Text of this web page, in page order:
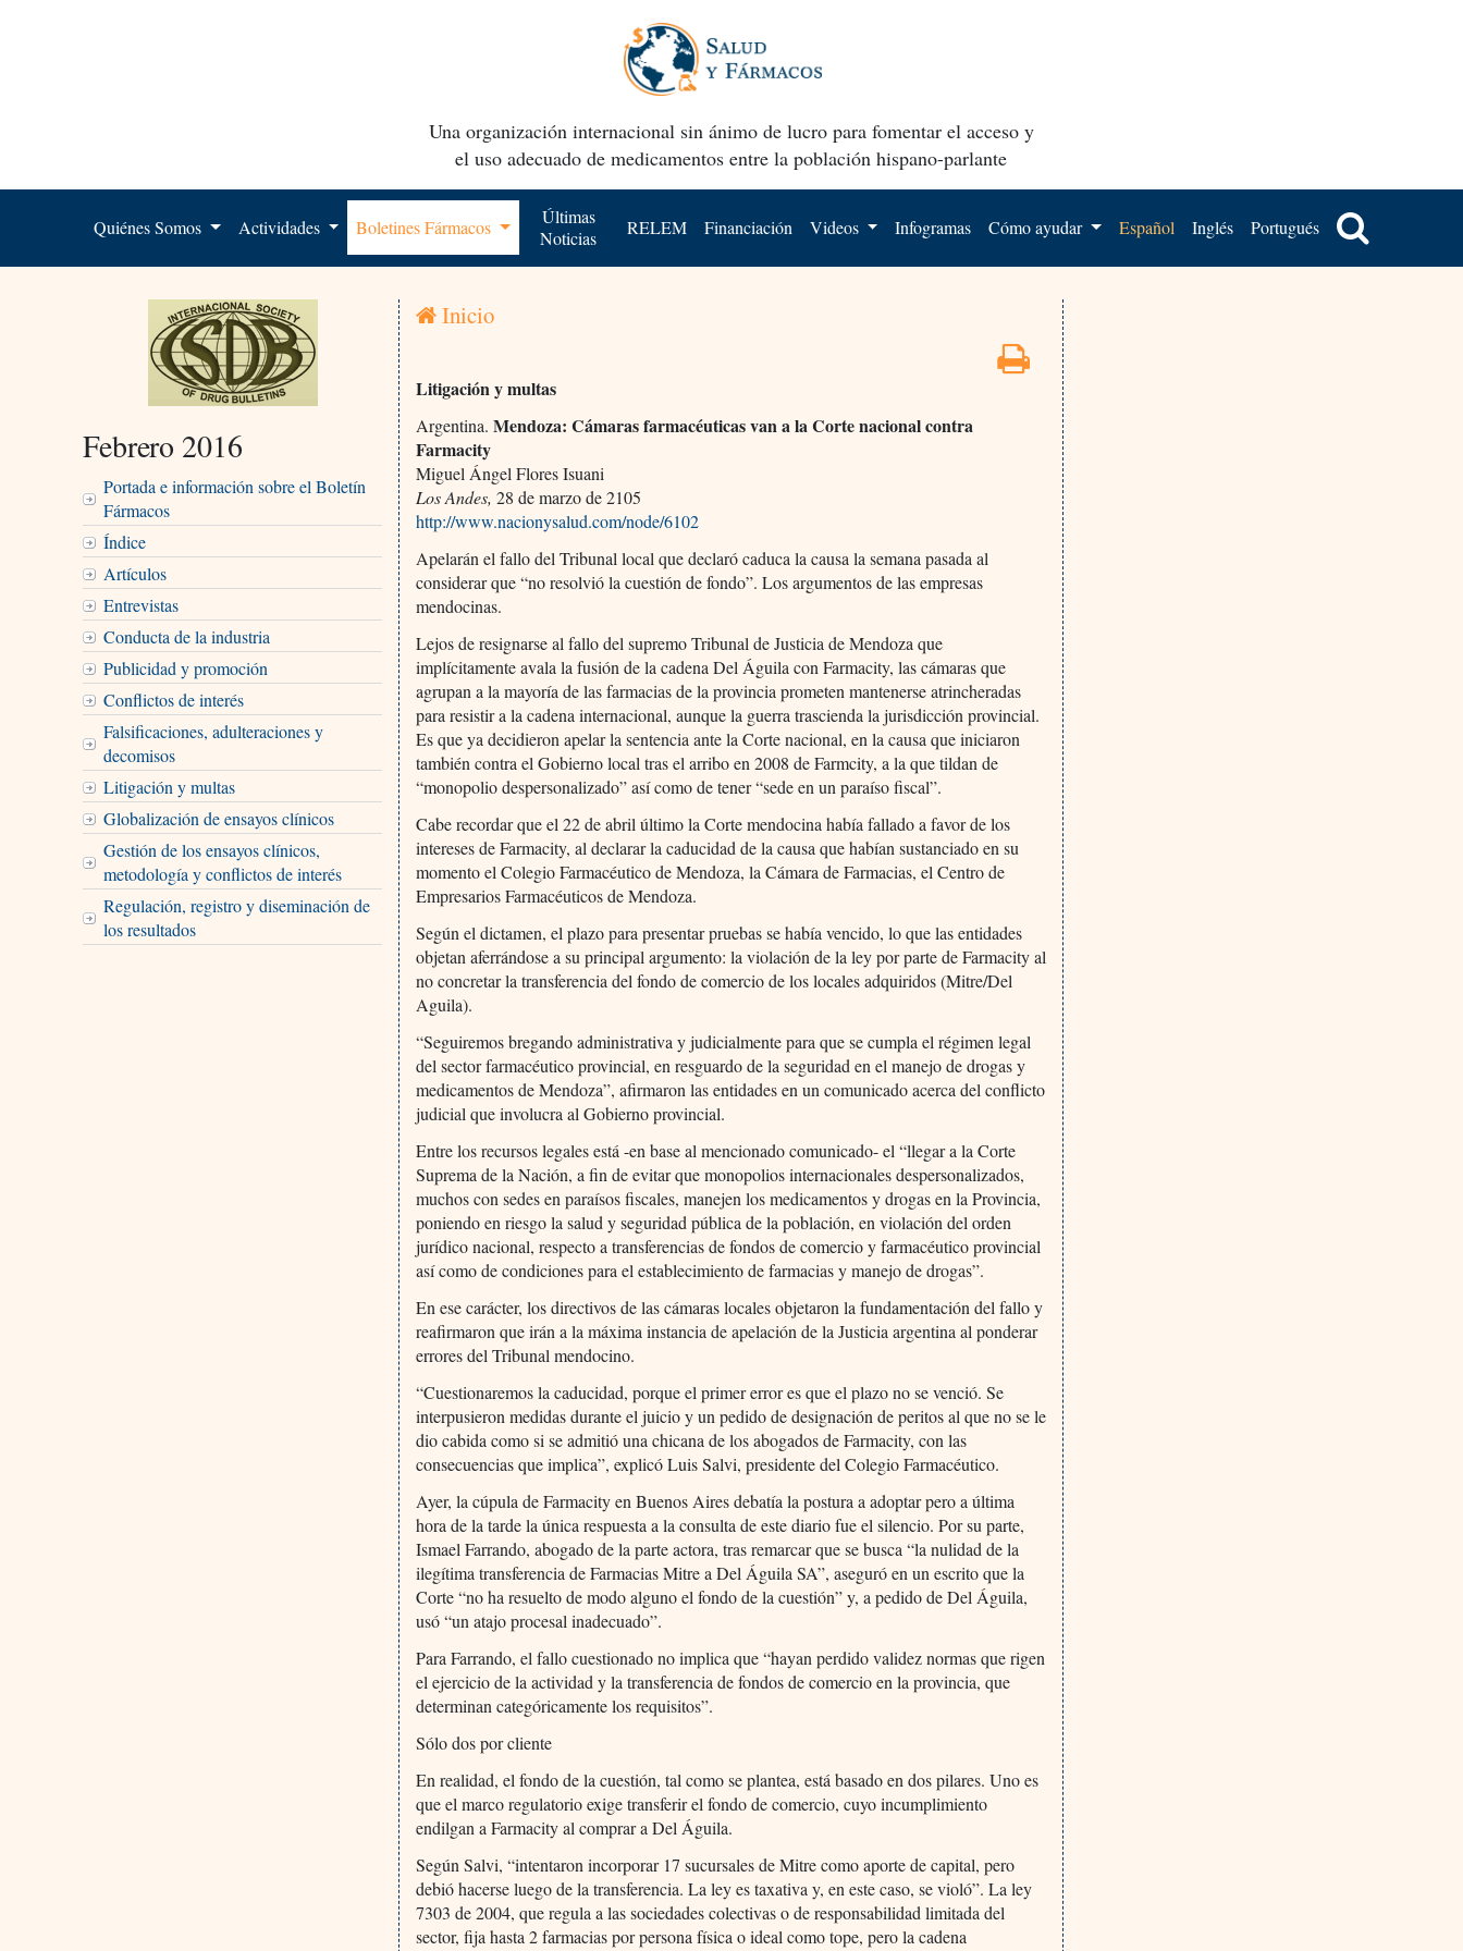
Una organización internacional sin ánimo de lucro para fomentar el acceso y
el uso adecuado de medicamentos entre la población hispano-parlante
Quiénes Somos Actividades Boletines Fármacos
Últimas
Noticias
RELEM Financiación Videos Infogramas Cómo ayudar Español Inglés Portugués
Febrero 2016
Portada e información sobre el Boletín
Fármacos
Índice
Artículos
Entrevistas
Conducta de la industria
Publicidad y promoción
Conflictos de interés
Falsificaciones, adulteraciones y
decomisos
Litigación y multas
Globalización de ensayos clínicos
Gestión de los ensayos clínicos,
metodología y conflictos de interés
Regulación, registro y diseminación de
los resultados
Inicio
Litigación y multas
Argentina.Mendoza: Cámaras farmacéuticas van a la Corte nacional contra
Farmacity
Miguel Ángel Flores Isuani
Los Andes, 28 de marzo de 2105
http://www.nacionysalud.com/node/6102
Apelarán el fallo del Tribunal local que declaró caduca la causa la semana pasada al
considerar que “no resolvió la cuestión de fondo”. Los argumentos de las empresas
mendocinas.
Lejos de resignarse al fallo del supremo Tribunal de Justicia de Mendoza que
implícitamente avala la fusión de la cadena Del Águila con Farmacity, las cámaras que
agrupan a la mayoría de las farmacias de la provincia prometen mantenerse atrincheradas
para resistir a la cadena internacional, aunque la guerra trascienda la jurisdicción provincial.
Es que ya decidieron apelar la sentencia ante la Corte nacional, en la causa que iniciaron
también contra el Gobierno local tras el arribo en 2008 de Farmcity, a la que tildan de
“monopolio despersonalizado” así como de tener “sede en un paraíso fiscal”.
Cabe recordar que el 22 de abril último la Corte mendocina había fallado a favor de los
intereses de Farmacity, al declarar la caducidad de la causa que habían sustanciado en su
momento el Colegio Farmacéutico de Mendoza, la Cámara de Farmacias, el Centro de
Empresarios Farmacéuticos de Mendoza.
Según el dictamen, el plazo para presentar pruebas se había vencido, lo que las entidades
objetan aferrándose a su principal argumento: la violación de la ley por parte de Farmacity al
no concretar la transferencia del fondo de comercio de los locales adquiridos (Mitre/Del
Aguila).
“Seguiremos bregando administrativa y judicialmente para que se cumpla el régimen legal
del sector farmacéutico provincial, en resguardo de la seguridad en el manejo de drogas y
medicamentos de Mendoza”, afirmaron las entidades en un comunicado acerca del conflicto
judicial que involucra al Gobierno provincial.
Entre los recursos legales está -en base al mencionado comunicado- el “llegar a la Corte
Suprema de la Nación, a fin de evitar que monopolios internacionales despersonalizados,
muchos con sedes en paraísos fiscales, manejen los medicamentos y drogas en la Provincia,
poniendo en riesgo la salud y seguridad pública de la población, en violación del orden
jurídico nacional, respecto a transferencias de fondos de comercio y farmacéutico provincial
así como de condiciones para el establecimiento de farmacias y manejo de drogas”.
En ese carácter, los directivos de las cámaras locales objetaron la fundamentación del fallo y
reafirmaron que irán a la máxima instancia de apelación de la Justicia argentina al ponderar
errores del Tribunal mendocino.
“Cuestionaremos la caducidad, porque el primer error es que el plazo no se venció. Se
interpusieron medidas durante el juicio y un pedido de designación de peritos al que no se le
dio cabida como si se admitió una chicana de los abogados de Farmacity, con las
consecuencias que implica”, explicó Luis Salvi, presidente del Colegio Farmacéutico.
Ayer, la cúpula de Farmacity en Buenos Aires debatía la postura a adoptar pero a última
hora de la tarde la única respuesta a la consulta de este diario fue el silencio. Por su parte,
Ismael Farrando, abogado de la parte actora, tras remarcar que se busca “la nulidad de la
ilegítima transferencia de Farmacias Mitre a Del Águila SA”, aseguró en un escrito que la
Corte “no ha resuelto de modo alguno el fondo de la cuestión” y, a pedido de Del Águila,
usó “un atajo procesal inadecuado”.
Para Farrando, el fallo cuestionado no implica que “hayan perdido validez normas que rigen
el ejercicio de la actividad y la transferencia de fondos de comercio en la provincia, que
determinan categóricamente los requisitos”.
Sólo dos por cliente
En realidad, el fondo de la cuestión, tal como se plantea, está basado en dos pilares. Uno es
que el marco regulatorio exige transferir el fondo de comercio, cuyo incumplimiento
endilgan a Farmacity al comprar a Del Águila.
Según Salvi, “intentaron incorporar 17 sucursales de Mitre como aporte de capital, pero
debió hacerse luego de la transferencia. La ley es taxativa y, en este caso, se violó”. La ley
7303 de 2004, que regula a las sociedades colectivas o de responsabilidad limitada del
sector, fija hasta 2 farmacias por persona física o ideal como tope, pero la cadena